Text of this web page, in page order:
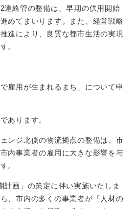
連絡管の整備は、早期の供用開始
めてまいります。また、経営戦略
進により、良質な都市生活の実現
。
雇用が生まれるまち」について申
あります。
ンジ北側の物流拠点の整備は、市
内事業者の雇用に大きな影響を与
。
計画」の策定に伴い実施いたしま
、市内の多くの事業者が「人材の